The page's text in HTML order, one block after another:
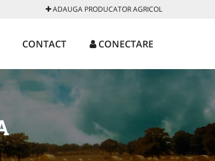
ADAUGA PRODUCATOR AGRICOL
CONTACT CONECTARE